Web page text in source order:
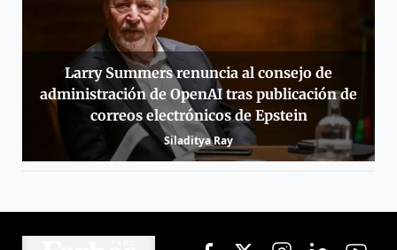
Larry Summers renuncia al consejo de
administración de OpenAI tras publicación de
correos electrónicos de Epstein
Siladitya Ray